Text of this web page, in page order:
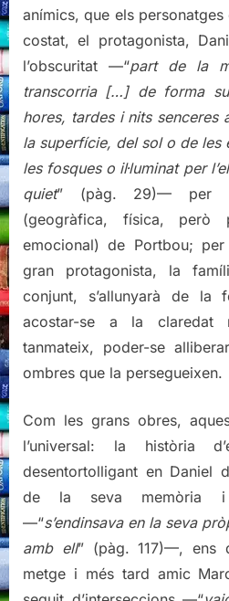
anímics, que els
costat, el protagonista,
l’obscuritat —“part de la
transcorria […] de forma
hores, tardes i nits senceres
la superfície, del sol o de
les fosques o il·luminat per
quiet” (pàg. 29)— per
(geogràfica, física,
emocional) de Portbou;
gran protagonista, la
conjunt, s’allunyarà de la
acostar-se a la claredat
tanmateix, poder-se
ombres que la persegueixen.
Com les grans obres,
l’universal: la història
desentortolligant en Daniel
de la seva memòria
—“s’endinsava en la seva
amb ell” (pàg. 117)—, ens
metge i més tard amic